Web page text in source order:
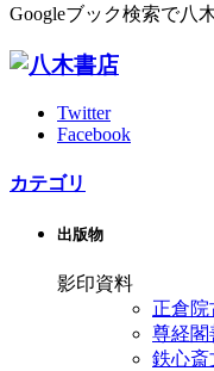
Googleブック検索で八
Twitter
Facebook
カテゴリ
出版物
影印資料
正倉
尊経閣
鉄心